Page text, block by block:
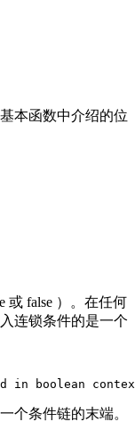
本函数中介绍的位
或 false ）。在任何
连锁条件的是一个
个条件链的末端。